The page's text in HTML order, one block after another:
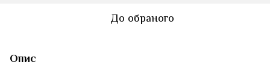
До обраного
Опис